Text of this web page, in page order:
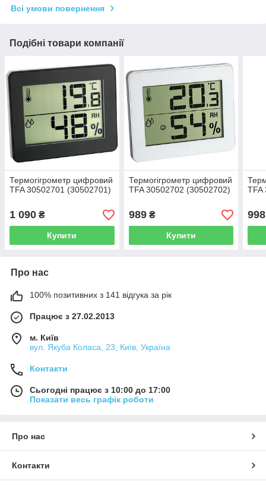
Всі умови повернення
Подібні товари компанії
Термогігрометр цифровий
TFA 30502701 (30502701)
1 090 ₴
Купити
Термогігрометр цифровий
TFA 30502702 (30502702)
989₴
Купити
TFA
998
Про нас
100% позитивних з 141 відгука за рік
Працює з 27.02.2013
м. Київ
вул. Якуба Коласа, 23, Київ, Україна
Контакти
Сьогодні працює з 10:00 до 17:00
Показати весь графік роботи
Про нас
Контакти